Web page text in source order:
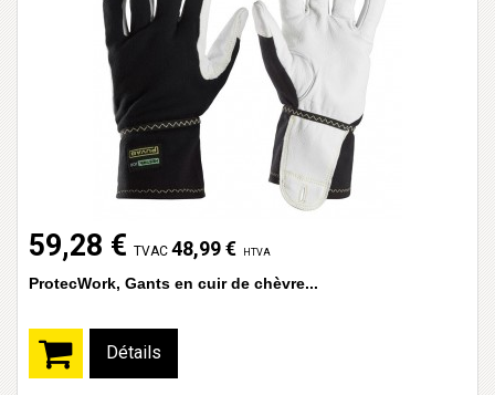
59,28 € TVAC 48,99 € HTVA
ProtecWork, Gants en cuir de chèvre...
Détails